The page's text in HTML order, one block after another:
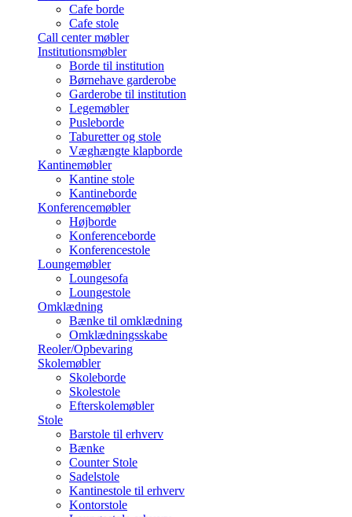
Cafe borde
Cafe stole
Call center møbler
Institutionsmøbler
Borde til institution
Børnehave garderobe
Garderobe til institution
Legemøbler
Pusleborde
Taburetter og stole
Væghængte klapborde
Kantinemøbler
Kantine stole
Kantineborde
Konferencemøbler
Højborde
Konferenceborde
Konferencestole
Loungemøbler
Loungesofa
Loungestole
Omklædning
Bænke til omklædning
Omklædningsskabe
Reoler/Opbevaring
Skolemøbler
Skoleborde
Skolestole
Efterskolemøbler
Stole
Barstole til erhverv
Bænke
Counter Stole
Sadelstole
Kantinestole til erhverv
Kontorstole